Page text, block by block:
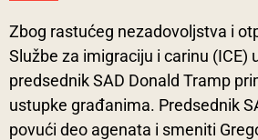
Zbog rastućeg nezadovoljstva i
Službe za imigraciju i carinu (ICE)
predsednik SAD Donald Tramp
ustupke građanima. Predsednik
povući deo agenata i smeniti